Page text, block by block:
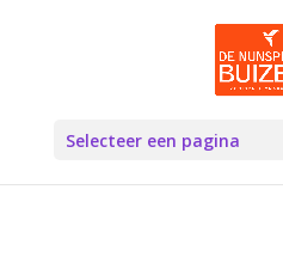
Selecteer een pagina